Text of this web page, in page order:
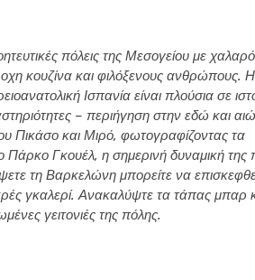
πόλεις της Μεσογείου με
κουζίνα και φιλόξενους ανθρώπους. Η
Ισπανία είναι πλούσια σε
– περιήγηση στην εδώ και
Πικάσο και Μιρό, φωτογραφίζοντας τα
Πάρκο Γκουέλ, η σημερινή δυναμική της
τη Βαρκελώνη μπορείτε να
γκαλερί. Ανακαλύψτε τα τάπας μπαρ
γειτονιές της πόλης.